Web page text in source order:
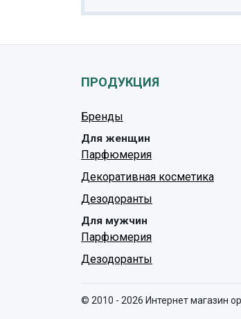
ПРОДУКЦИЯ
Бренды
Для женщин
Парфюмерия
Декоративная косметика
Дезодоранты
Для мужчин
Парфюмерия
Дезодоранты
© 2010 - 2026 Интернет магазин